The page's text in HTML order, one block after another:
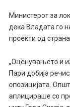
Министерот за
дека Владата го
проекти од
„Оценувањето и
Пари добија
опозицијата.
аплицираше со